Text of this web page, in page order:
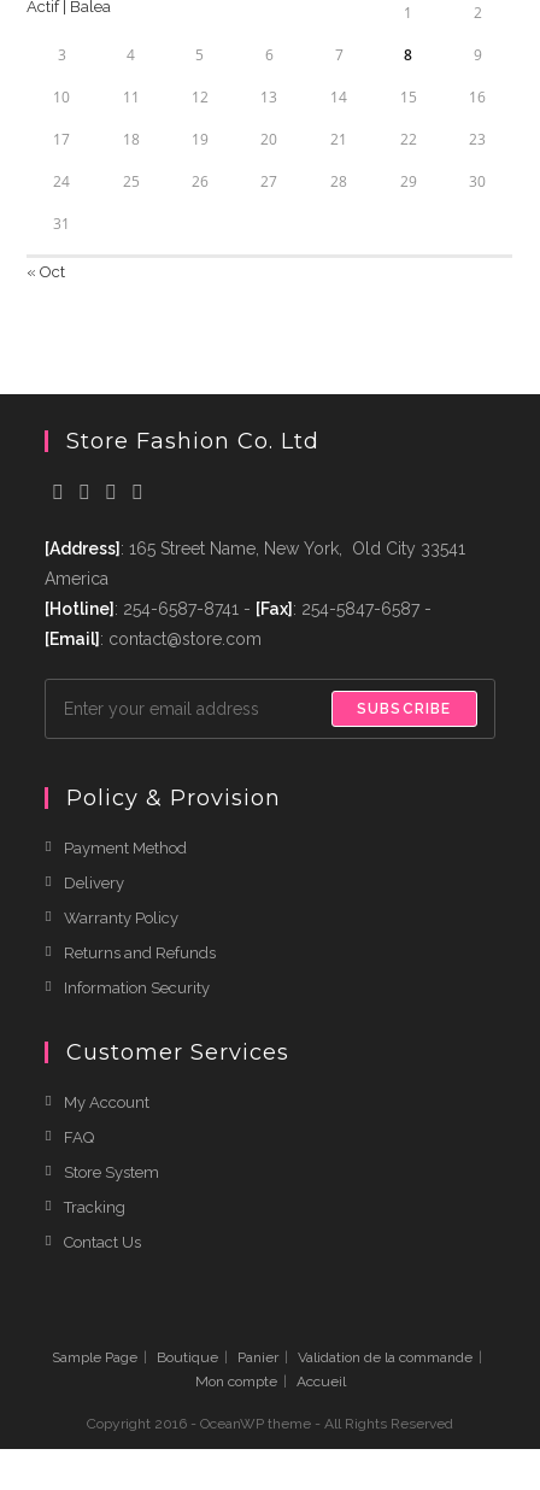
1 2
3 4 5 6 7 8 9
10 11 12 13 14 15 16
17 18 19 20 21 22 23
24 25 26 27 28 29 30
31
« Oct
Store Fashion Co. Ltd
[Address]: 165 Street Name, New York, Old City 33541
America
[Hotline]: 254-6587-8741 - [Fax]: 254-5847-6587 -
[Email]: contact@store.com
SUBSCRIBE
Policy & Provision
Payment Method
Delivery
Warranty Policy
Returns and Refunds
Information Security
Customer Services
My Account
FAQ
Store System
Tracking
Contact Us
Sample Page Boutique Panier
Validation de la commande
Mon compte
Accueil
Copyright 2016 - OceanWP theme - All Rights Reserved